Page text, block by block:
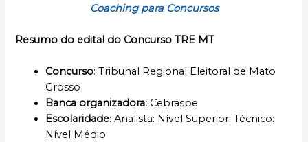
Coaching para Concursos
Resumo do edital do Concurso TRE MT
Concurso: Tribunal Regional Eleitoral de Mato
Grosso
Banca organizadora: Cebraspe
Escolaridade: Analista: Nível Superior; Técnico:
Nível Médio